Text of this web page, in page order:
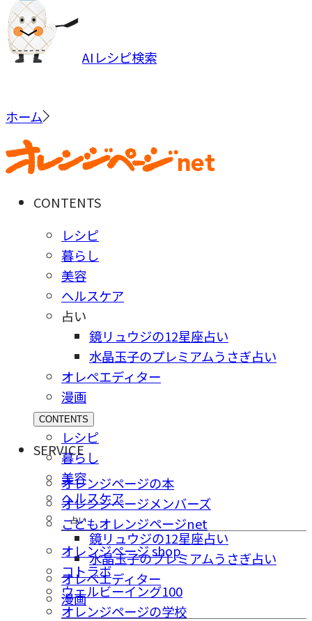
AIレシピ検索
ホーム
CONTENTS
レシピ
暮らし
美容
ヘルスケア
占い
鏡リュウジの12星座占い
水晶玉子のプレミアムうさぎ占い
オレペエディター
漫画
CONTENTS
レシピ
暮らし
美容
ヘルスケア
占い
鏡リュウジの12星座占い
水晶玉子のプレミアムうさぎ占い
オレペエディター
漫画
SERVICE
オレンジページの本
オレンジページメンバーズ
こどもオレンジページnet
オレンジページ shop
コトラボ
ウェルビーイング100
オレンジページの学校